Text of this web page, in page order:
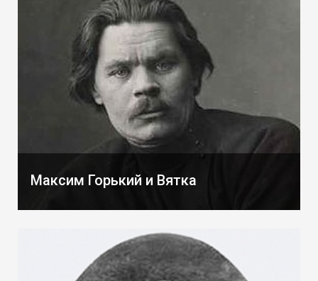
Максим Горький и Вятка